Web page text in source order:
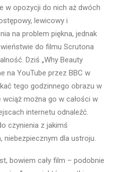
w opozycji do nich aż dwóch
lewicowy i
na problem piękna, jednak
do filmu Scrutona
Dziś „Why Beauty
na YouTube przez BBC w
tego godzinnego obrazu w
można go w całości w
internetu odnaleźć.
czynienia z jakimś
niebezpiecznym dla ustroju.
bowiem cały film – podobnie